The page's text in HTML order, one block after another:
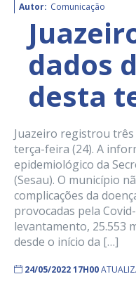
Autor: Comunicação
dados
desta
Juazeiro registrou três
terça-feira (24). A
epidemiológico da
(Sesau). O município
complicações da
provocadas pela
levantamento, 25.553
desde o início da […]
24/05/2022 17H00